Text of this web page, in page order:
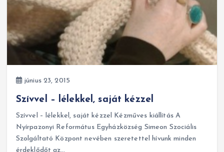
június 23, 2015
Szívvel – lélekkel, saját kézzel
Szívvel – lélekkel, saját kézzel Kézműves kiállítás A
Nyírpazonyi Református Egyházközség Simeon Szociális
Szolgáltató Központ nevében szeretettel hívunk minden
érdeklődőt az…